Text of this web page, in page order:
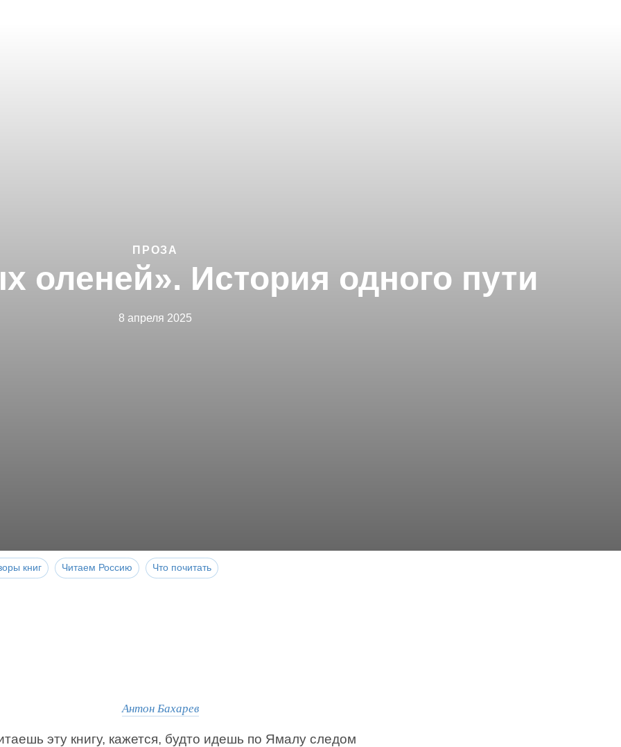
ПРОЗА
оленей». История одного пути
8 апреля 2025
книг Читаем Россию Что почитать
Антон Бахарев
эту книгу, кажется, будто идешь по Ямалу следом